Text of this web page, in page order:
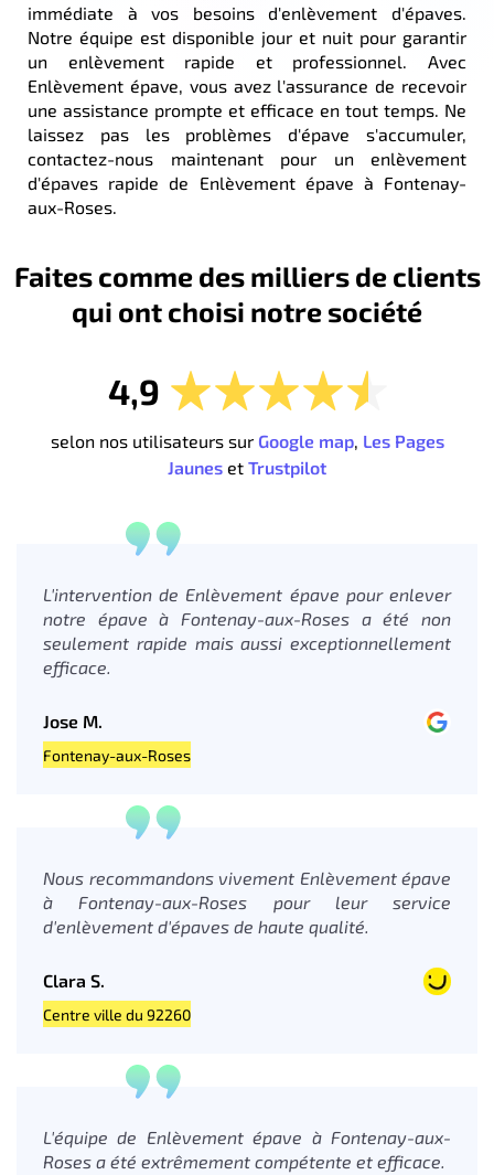
immédiate à vos besoins d'enlèvement d'épaves.
Notre équipe est disponible jour et nuit pour garantir
un enlèvement rapide et professionnel. Avec
Enlèvement épave, vous avez l'assurance de recevoir
une assistance prompte et efficace en tout temps. Ne
laissez pas les problèmes d'épave s'accumuler,
contactez-nous maintenant pour un enlèvement
d'épaves rapide de Enlèvement épave à Fontenay-
aux-Roses.
Faites comme des milliers de clients
qui ont choisi notre société
4,9
selon nos utilisateurs sur Google map, Les Pages
Jaunes et Trustpilot
L'intervention de Enlèvement épave pour enlever
notre épave à Fontenay-aux-Roses a été non
seulement rapide mais aussi exceptionnellement
efficace.
Jose M.
Fontenay-aux-Roses
Nous recommandons vivement Enlèvement épave
à Fontenay-aux-Roses pour leur service
d'enlèvement d'épaves de haute qualité.
Clara S.
Centre ville du 92260
L'équipe de Enlèvement épave à Fontenay-aux-
Roses a été extrêmement compétente et efficace.